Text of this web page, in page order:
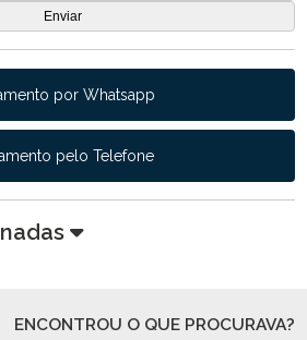
por Whatsapp
pelo Telefone
ENCONTROU O QUE PROCURAVA?